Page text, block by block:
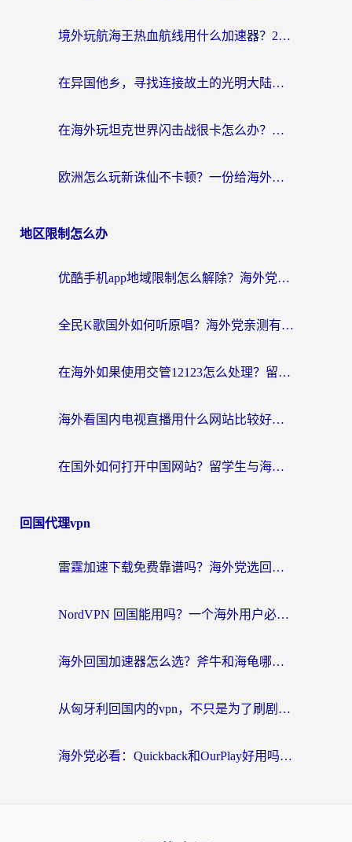
境外玩航海王热血航线用什么加速器？2026海外玩家实测最优方案（附欧洲问道堡垒前线加速技巧）
在异国他乡，寻找连接故土的光明大陆免费加速器
在海外玩坦克世界闪击战很卡怎么办？老玩家亲测有效的加速器选择指南
欧洲怎么玩新诛仙不卡顿？一份给海外游子的国服游戏畅玩指南
地区限制怎么办
优酷手机app地域限制怎么解除？海外党亲测有效的追剧方案
全民K歌国外如何听原唱？海外党亲测有效的回国加速器选择指南
在海外如果使用交管12123怎么处理？留学生亲测有效的回国加速方案
海外看国内电视直播用什么网站比较好？一篇解决你所有追剧难题的实用指南
在国外如何打开中国网站？留学生与海外华人的无缝访问指南
回国代理vpn
雷霆加速下载免费靠谱吗？海外党选回国加速器的避坑指南（附热门工具对比）
NordVPN 回国能用吗？一个海外用户必须面对的真实困境
海外回国加速器怎么选？斧牛和海龟哪个好？一篇帮你避开坑的实用指南
从匈牙利回国内的vpn，不只是为了刷剧那么简单
海外党必看：Quickback和OurPlay好用吗？3分钟选对回国加速器，无缝刷剧玩游戏